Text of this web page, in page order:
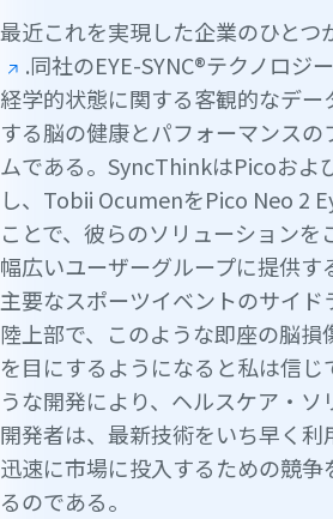
最近これを実現した企業のひとつ
.同社のEYE-SYNC®テクノロジ
経学的状態に関する客観的なデー
する脳の健康とパフォーマンスの
ムである。SyncThinkはPicoおよ
し、Tobii OcumenをPico Neo 2
ことで、彼らのソリューションを
幅広いユーザーグループに提供す
主要なスポーツイベントのサイド
陸上部で、このような即座の脳損
を目にするようになると私は信じ
うな開発により、ヘルスケア・ソ
開発者は、最新技術をいち早く利
迅速に市場に投入するための競争
るのである。